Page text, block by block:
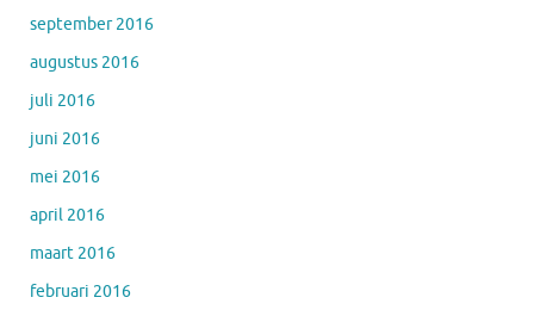
september 2016
augustus 2016
juli 2016
juni 2016
mei 2016
april 2016
maart 2016
februari 2016